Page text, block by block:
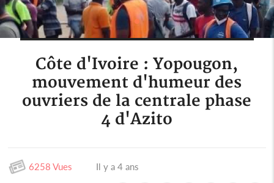
Côte d'Ivoire : Yopougon,
mouvement d'humeur des
ouvriers de la centrale phase
4 d'Azito
6258 Vues Il y a 4 ans